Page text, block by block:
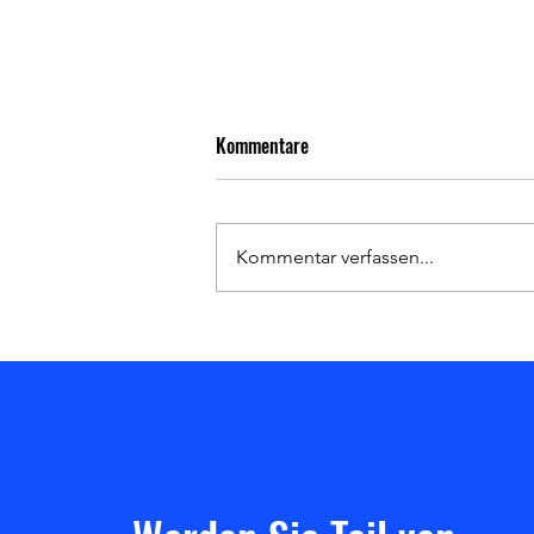
Kommentare
Kommentar verfassen...